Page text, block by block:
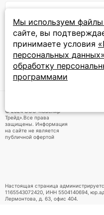
Мы используем
сайте, вы
принимаете условия
персональных данных»
обработку
программами
Подписываясь на рассылку, вы
обработки персональных
обработку
ПРИНИМАЕМ К ОПЛАТЕ
© 2024 ООО «Ювелир
Трейд».Все права
защищены. Информация
на сайте не является
публичной офертой
Настоящая страница
1165543072420, ИНН 5504140694,
Лермонтова, д. 63, офис 404.